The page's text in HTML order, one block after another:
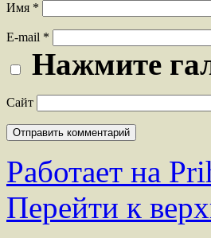
Имя *
E-mail *
Нажмите
Сайт
Работает на
Перейти к